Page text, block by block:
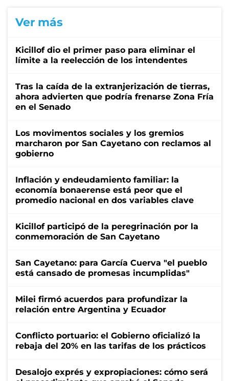
Ver más
Kicillof dio el primer paso para eliminar el
límite a la reelección de los intendentes
Tras la caída de la extranjerización de tierras,
ahora advierten que podría frenarse Zona Fría
en el Senado
Los movimentos sociales y los gremios
marcharon por San Cayetano con reclamos al
gobierno
Inflación y endeudamiento familiar: la
economía bonaerense está peor que el
promedio nacional en dos variables clave
Kicillof participó de la peregrinación por la
conmemoración de San Cayetano
San Cayetano: para García Cuerva "el pueblo
está cansado de promesas incumplidas"
Milei firmó acuerdos para profundizar la
relación entre Argentina y Ecuador
Conflicto portuario: el Gobierno oficializó la
rebaja del 20% en las tarifas de los prácticos
Desalojo exprés y expropiaciones: cómo será